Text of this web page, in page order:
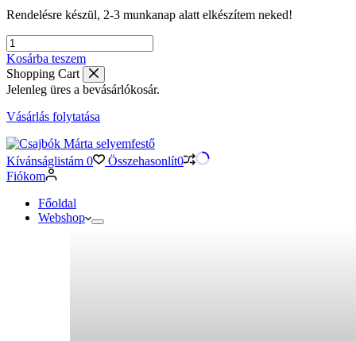
Rendelésre készül, 2-3 munkanap alatt elkészítem neked!
Indás
selyemkendő
névsorral,
sötétkék
mennyiség
Kosárba teszem
Shopping Cart
Jelenleg üres a bevásárlókosár.
Vásárlás folytatása
Kívánságlistám 0 Összehasonlít0
Fiókom
Főoldal
Webshop